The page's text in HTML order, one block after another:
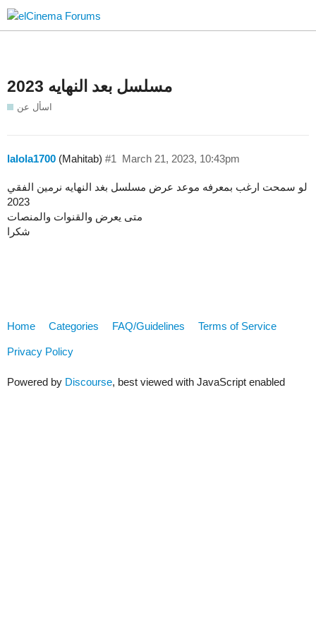
مسلسل بعد النهايه 2023
اسأل عن
lalola1700 (Mahitab) March 21, 2023, 10:43pm
#1
لو سمحت ارغب بمعرفه موعد عرض مسلسل بغد النهايه نرمين الفقي
2023
متى يعرض والقنوات والمنصات
شكرا
Home Categories FAQ/Guidelines Terms of Service
Privacy Policy
Powered by Discourse, best viewed with JavaScript enabled